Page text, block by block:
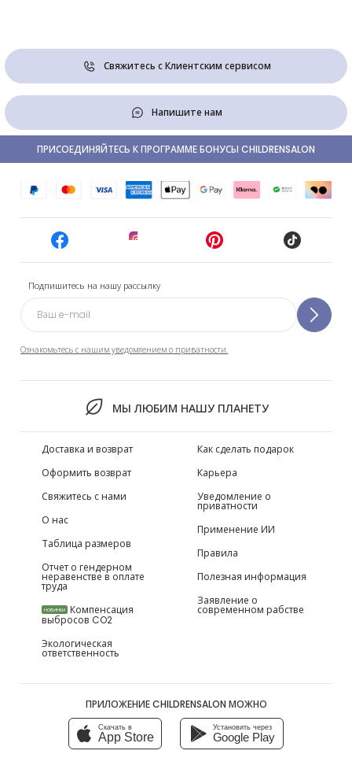
Свяжитесь с Клиентским сервисом
Напишите нам
Подпишитесь на нашу рассылку
Ознакомьтесь с нашим уведомлением о приватности.
МЫ ЛЮБИМ НАШУ ПЛАНЕТУ
ПРИСОЕДИНЯЙТЕСЬ К ПРОГРАММЕ БОНУСЫ CHILDRENSALON
Доставка и возврат
Оформить возврат
Свяжитесь с нами
О нас
Таблица размеров
Отчет о гендерном
неравенстве в оплате
труда
НОВИНКИ Компенсация
выбросов CO2
Экологическая
ответственность
Как сделать подарок
Карьера
Уведомление о
приватности
Применение ИИ
Правила
Полезная информация
Заявление о
современном рабстве
ПРИЛОЖЕНИЕ CHILDRENSALON МОЖНО
Скачать в
App Store
Установить через
Google Play